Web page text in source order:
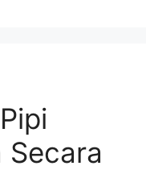
Secara